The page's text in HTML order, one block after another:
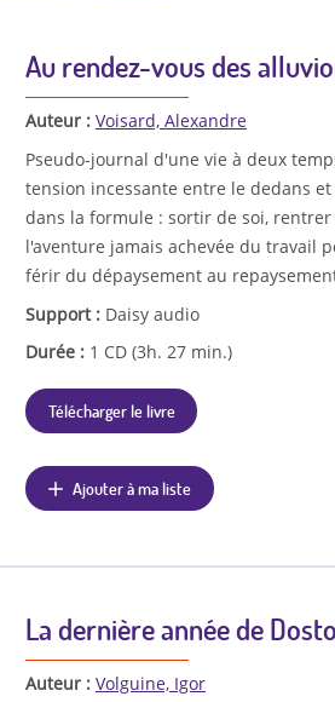
Au rendez-vous des
Auteur : Voisard, Alexandre
Pseudo-journal d'une vie à deux
tension incessante entre le dedans
dans la formule : sortir de soi,
l'aventure jamais achevée du travail
férir du dépaysement au
Support : Daisy audio
Durée : 1 CD (3h. 27 min.)
Télécharger le livre
Ajouter à ma liste
La dernière année de
Auteur : Volguine, Igor